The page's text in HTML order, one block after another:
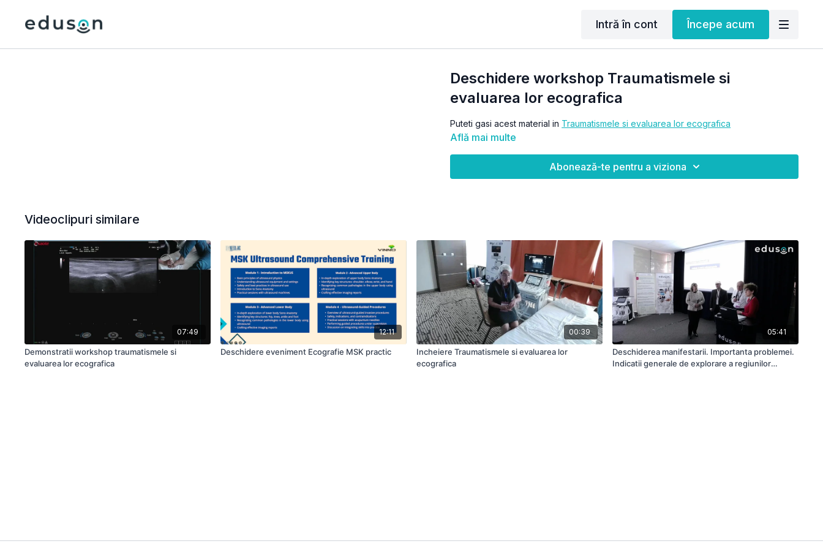
Intră în cont Începe acum
Deschidere workshop Traumatismele si
evaluarea lor ecografica
Puteti gasi acest material in Traumatismele si evaluarea lor ecografica
Află mai multe
Abonează-te pentru a viziona
Videoclipuri similare
07:49
Demonstratii workshop traumatismele si
evaluarea lor ecografica
12:11
Deschidere eveniment Ecografie MSK practic
00:39
Incheiere Traumatismele si evaluarea lor
ecografica
05:41
Deschiderea manifestarii. Importanta problemei.
Indicatii generale de explorare a regiunilor